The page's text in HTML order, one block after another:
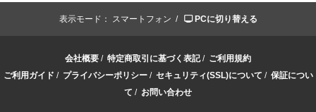
表示モード： スマートフォン / PCに切り替える
会社概要 / 特定商取引に基づく表記/ ご利用規約
ご利用ガイド / プライバシーポリシー/ セキュリティ(SSL)について / 保証につい
て / お問い合わせ